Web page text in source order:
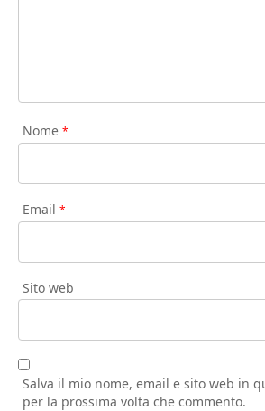
Nome *
Email *
Sito web
Salva il mio nome, email e sito web in
per la prossima volta che commento.